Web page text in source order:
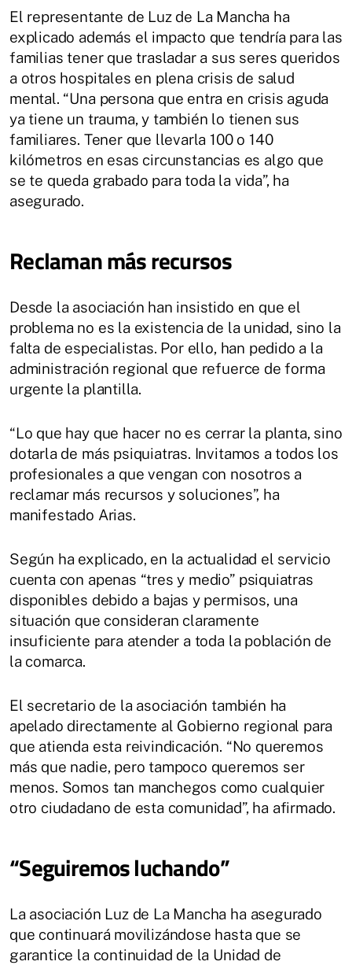
El representante de Luz de La Mancha ha
explicado además el impacto que tendría para las
familias tener que trasladar a sus seres queridos
a otros hospitales en plena crisis de salud
mental. “Una persona que entra en crisis aguda
ya tiene un trauma, y también lo tienen sus
familiares. Tener que llevarla 100 o 140
kilómetros en esas circunstancias es algo que
se te queda grabado para toda la vida”, ha
asegurado.
Reclaman más recursos
Desde la asociación han insistido en que el
problema no es la existencia de la unidad, sino la
falta de especialistas. Por ello, han pedido a la
administración regional que refuerce de forma
urgente la plantilla.
“Lo que hay que hacer no es cerrar la planta, sino
dotarla de más psiquiatras. Invitamos a todos los
profesionales a que vengan con nosotros a
reclamar más recursos y soluciones”, ha
manifestado Arias.
Según ha explicado, en la actualidad el servicio
cuenta con apenas “tres y medio” psiquiatras
disponibles debido a bajas y permisos, una
situación que consideran claramente
insuficiente para atender a toda la población de
la comarca.
El secretario de la asociación también ha
apelado directamente al Gobierno regional para
que atienda esta reivindicación. “No queremos
más que nadie, pero tampoco queremos ser
menos. Somos tan manchegos como cualquier
otro ciudadano de esta comunidad”, ha afirmado.
“Seguiremos luchando”
La asociación Luz de La Mancha ha asegurado
que continuará movilizándose hasta que se
garantice la continuidad de la Unidad de